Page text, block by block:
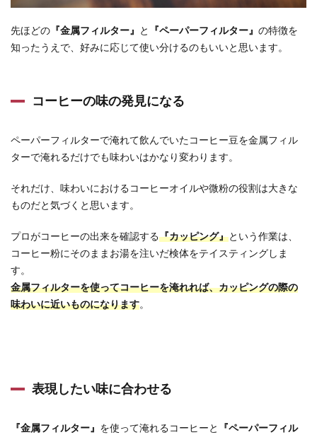
先ほどの 『金属フィルター』 と 『ペーパーフィルター』 の特徴を
知ったうえで、好みに応じて使い分けるのもいいと思います。
コーヒーの味の発見になる
ペーパーフィルターで淹れて飲んでいたコーヒー豆を金属フィル
ターで淹れるだけでも味わいはかなり変わります。
それだけ、味わいにおけるコーヒーオイルや微粉の役割は大きな
ものだと気づくと思います。
プロがコーヒーの出来を確認する『カッピング』という作業は、
コーヒー粉にそのままお湯を注いだ検体をテイスティングしま
す。
金属フィルターを使ってコーヒーを淹れれば、カッピングの際の
味わいに近いものになります。
表現したい味に合わせる
『金属フィルター』 を使って淹れるコーヒーと
『ペーパーフィル